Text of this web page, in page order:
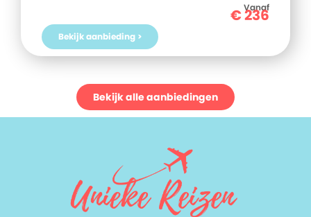
Vanaf
€236
Bekijk aanbieding >
Bekijk alle aanbiedingen